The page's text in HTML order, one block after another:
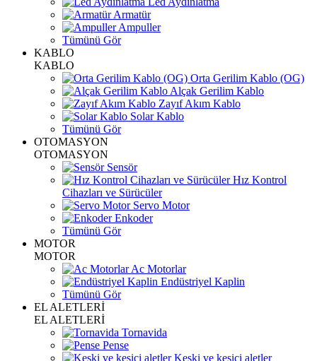
Armatür
Ampuller
Tümünü Gör
KABLO
KABLO
Orta Gerilim Kablo (OG)
Alçak Gerilim Kablo
Zayıf Akım Kablo
Solar Kablo
Tümünü Gör
OTOMASYON
OTOMASYON
Sensör
Hız Kontrol
Cihazları ve Sürücüler
Servo Motor
Enkoder
Tümünü Gör
MOTOR
MOTOR
Ac Motorlar
Endüstriyel Kaplin
Tümünü Gör
EL ALETLERİ
EL ALETLERİ
Tornavida
Pense
Keski ve kesici aletler